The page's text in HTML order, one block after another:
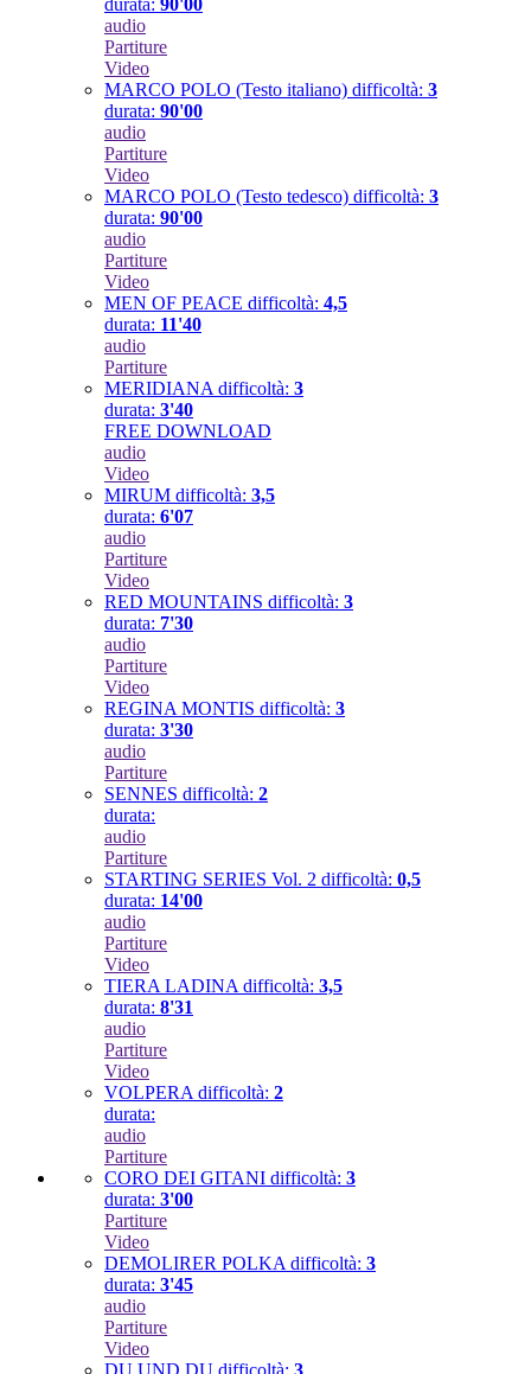
durata: 90'00
audio
Partiture
Video
MARCO POLO (Testo italiano) difficoltà: 3
durata: 90'00
audio
Partiture
Video
MARCO POLO (Testo tedesco) difficoltà: 3
durata: 90'00
audio
Partiture
Video
MEN OF PEACE difficoltà: 4,5
durata: 11'40
audio
Partiture
MERIDIANA difficoltà: 3
durata: 3'40
FREE DOWNLOAD
audio
Video
MIRUM difficoltà: 3,5
durata: 6'07
audio
Partiture
Video
RED MOUNTAINS difficoltà: 3
durata: 7'30
audio
Partiture
Video
REGINA MONTIS difficoltà: 3
durata: 3'30
audio
Partiture
SENNES difficoltà: 2
durata:
audio
Partiture
STARTING SERIES Vol. 2 difficoltà: 0,5
durata: 14'00
audio
Partiture
Video
TIERA LADINA difficoltà: 3,5
durata: 8'31
audio
Partiture
Video
VOLPERA difficoltà: 2
durata:
audio
Partiture
CORO DEI GITANI difficoltà: 3
durata: 3'00
Partiture
Video
DEMOLIRER POLKA difficoltà: 3
durata: 3'45
audio
Partiture
Video